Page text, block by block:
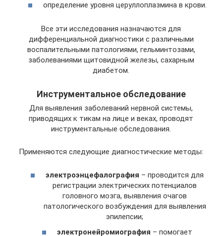
определение уровня церуллоплазмина в крови.
Все эти исследования назначаются для
дифференциальной диагностики с различными
воспалительными патологиями, гельминтозами,
заболеваниями щитовидной железы, сахарным
диабетом.
Инструментальное обследование
Для выявления заболеваний нервной системы,
приводящих к тикам на лице и веках, проводят
инструментальные обследования.
Применяются следующие диагностические методы:
электроэнцефалография – проводится для
регистрации электрических потенциалов
головного мозга, выявления очагов
патологического возбуждения для выявления
эпилепсии;
электронейромиография – помогает